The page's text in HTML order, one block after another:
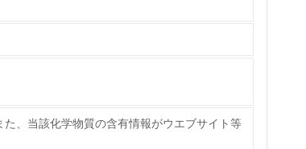
践している
、当該化学物質の含有情報がウエブサイト等